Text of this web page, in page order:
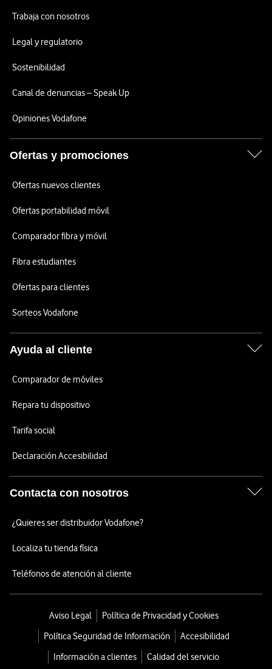
Trabaja con nosotros
Legal y regulatorio
Sostenibilidad
Canal de denuncias – Speak Up
Opiniones Vodafone
Ofertas y promociones
Ofertas nuevos clientes
Ofertas portabilidad móvil
Comparador fibra y móvil
Fibra estudiantes
Ofertas para clientes
Sorteos Vodafone
Ayuda al cliente
Comparador de móviles
Repara tu dispositivo
Tarifa social
Declaración Accesibilidad
Contacta con nosotros
¿Quieres ser distribuidor Vodafone?
Localiza tu tienda física
Teléfonos de atención al cliente
Aviso Legal
Política de Privacidad y Cookies
Política Seguridad de Información
Accesibilidad
Información a clientes
Calidad del servicio